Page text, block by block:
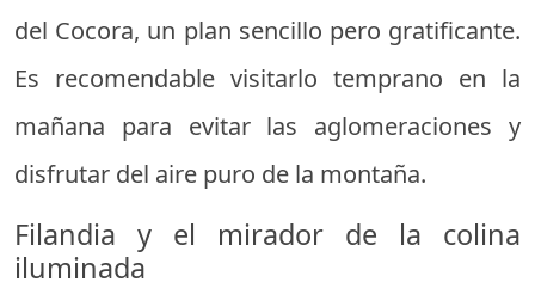
del Cocora, un plan sencillo pero gratificante.
Es recomendable visitarlo temprano en la
mañana para evitar las aglomeraciones y
disfrutar del aire puro de la montaña.
Filandia y el mirador de la colina
iluminada